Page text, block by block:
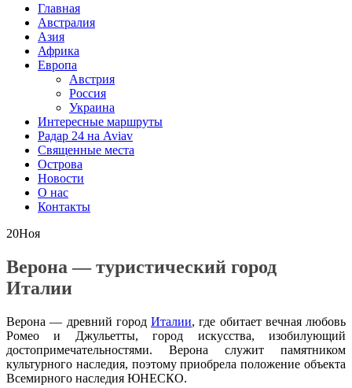
Главная
Австралия
Азия
Африка
Европа
Австрия
Россия
Украина
Интересные маршруты
Радар 24 на Aviav
Священные места
Острова
Новости
О нас
Контакты
20Ноя
Верона — туристический город
Италии
Верона — древний город Италии, где обитает вечная любовь
Ромео и Джульетты, город искусства, изобилующий
достопримечательностями. Верона служит памятником
культурного наследия, поэтому приобрела положение объекта
Всемирного наследия ЮНЕСКО.